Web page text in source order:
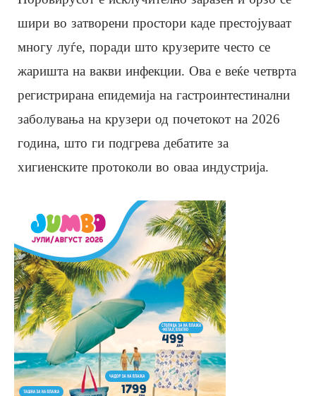
шири во затворени простори каде престојуваат
многу луѓе, поради што крузерите често се
жаришта на вакви инфекции. Ова е веќе четврта
регистрирана епидемија на гастроинтестинални
заболувања на крузери од почетокот на 2026
година, што ги подгрева дебатите за
хигиенските протоколи во оваа индустрија.